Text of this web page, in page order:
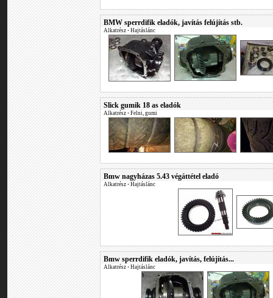
BMW sperrdifik eladók, javítás felújítás stb.
Alkatrész • Hajtáslánc
Slick gumik 18 as eladók
Alkatrész • Felni, gumi
Bmw nagyházas 5.43 végáttétel eladó
Alkatrész • Hajtáslánc
Bmw sperrdifik eladók, javítás, felújítás...
Alkatrész • Hajtáslánc